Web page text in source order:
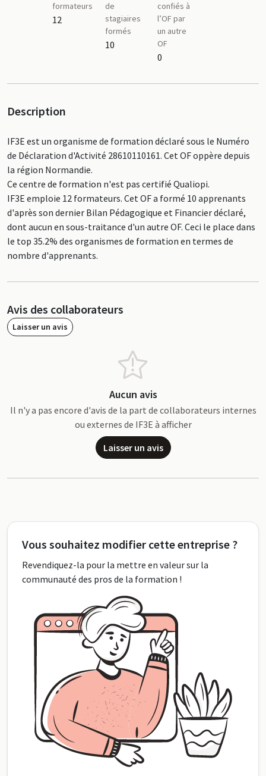
formateurs
12
de
stagiaires
formés
10
confiés à
l’OF par
un autre
OF
0
Description
IF3E est un organisme de formation déclaré sous le Numéro
de Déclaration d'Activité 28610110161. Cet OF oppère depuis
la région Normandie.
Ce centre de formation n'est pas certifié Qualiopi.
IF3E emploie 12 formateurs. Cet OF a formé 10 apprenants
d'après son dernier Bilan Pédagogique et Financier déclaré,
dont aucun en sous-traitance d'un autre OF. Ceci le place dans
le top 35.2% des organismes de formation en termes de
nombre d'apprenants.
Avis des collaborateurs
Laisser un avis
Aucun avis
Il n'y a pas encore d'avis de la part de collaborateurs internes
ou externes de IF3E à afficher
Laisser un avis
Vous souhaitez modifier cette entreprise ?
Revendiquez-la pour la mettre en valeur sur la
communauté des pros de la formation !